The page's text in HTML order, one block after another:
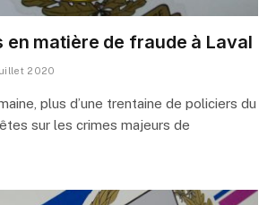
en matière de fraude à Laval
2020
plus d’une trentaine de policiers du
sur les crimes majeurs de